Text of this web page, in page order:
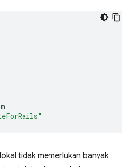
tidak memerlukan banyak